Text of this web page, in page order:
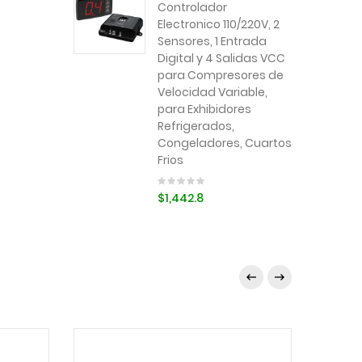
Controlador
Electronico 110/220V, 2
Sensores, 1 Entrada
Digital y 4 Salidas VCC
para Compresores de
Velocidad Variable,
para Exhibidores
Refrigerados,
Congeladores, Cuartos
Frios
$1,442.8